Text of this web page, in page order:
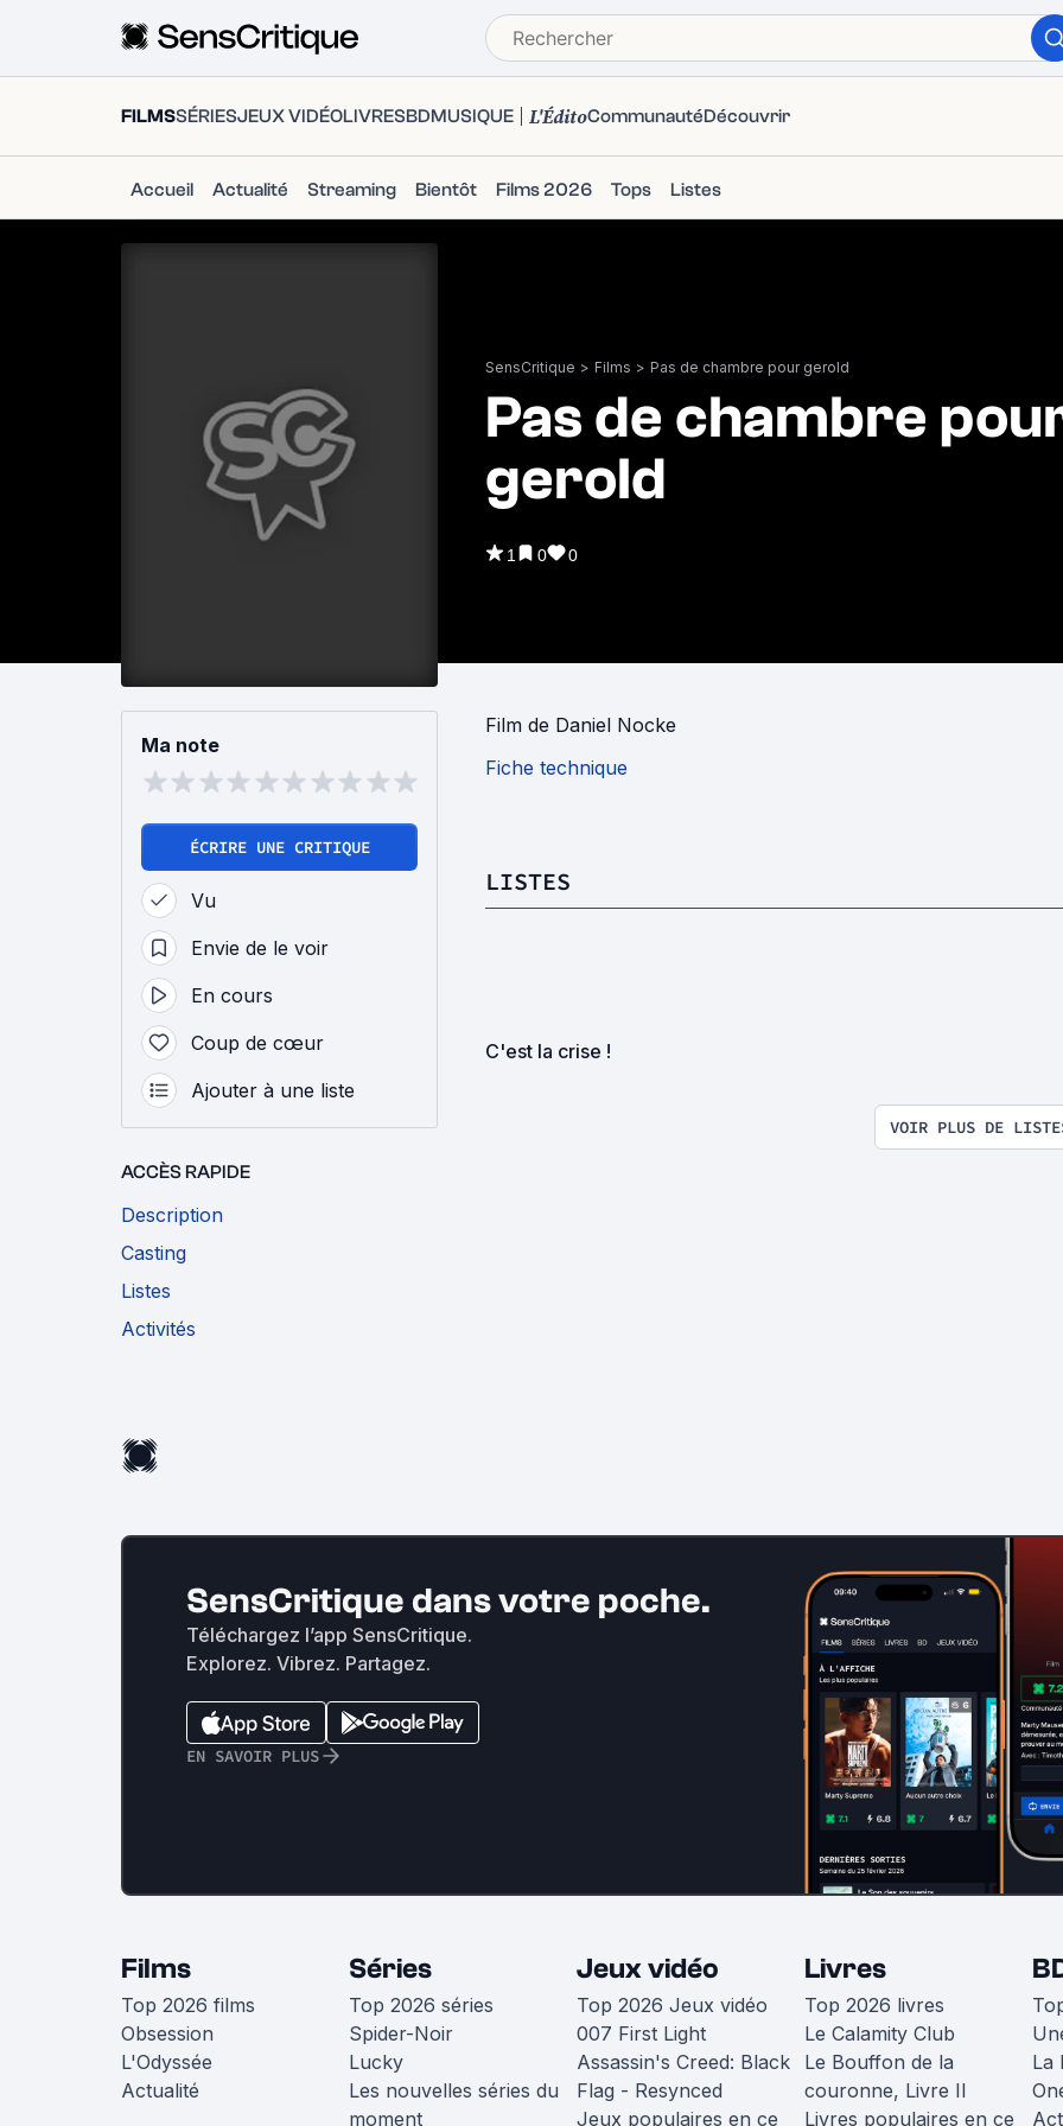
FILMSSÉRIESJEUX VIDÉOLIVRESBDMUSIQUE L'ÉditoCommunautéDécouvrir
Accueil Actualité Streaming Bientôt Films 2026 Tops Listes
SensCritique > Films > Pas de chambre pour gerold
Pas de chambre
gerold
1 0 0
Ma note
ÉCRIRE UNE CRITIQUE
Vu
Envie de le voir
En cours
Coup de cœur
Ajouter à une liste
ACCÈS RAPIDE
Description
Casting
Listes
Activités
Film de Daniel Nocke
Fiche technique
LISTES
C'est la crise !
VOIR PLUS DE
SensCritique dans votre poche.
Téléchargez l’app SensCritique.
Explorez. Vibrez. Partagez.
EN SAVOIR PLUS
Films
Top 2026 films
Obsession
L'Odyssée
Actualité
Séries
Top 2026 séries
Spider-Noir
Lucky
Les nouvelles séries du
moment
Jeux vidéo
Top 2026 Jeux vidéo
007 First Light
Assassin's Creed: Black
Flag - Resynced
Jeux populaires en ce
Livres
Top 2026 livres
Le Calamity Club
Le Bouffon de la
couronne, Livre II
Livres populaires en ce
La